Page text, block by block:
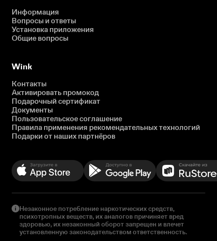
Информация
Вопросы и ответы
Установка приложения
Общие вопросы
Wink
Контакты
Активировать промокод
Подарочный сертификат
Документы
Пользовательское соглашение
Правила применения рекомендательных технологий
Подарки от наших партнёров
Незаконное потребление наркотических средств,
психотропных веществ, их аналогов причиняет вред
здоровью, их незаконный оборот запрещен и влечет
установленную законодательством ответственность.